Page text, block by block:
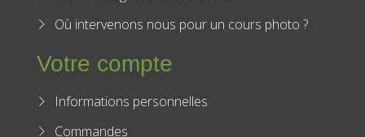
Votre compte
Informations personnelles
Commandes
Avoirs